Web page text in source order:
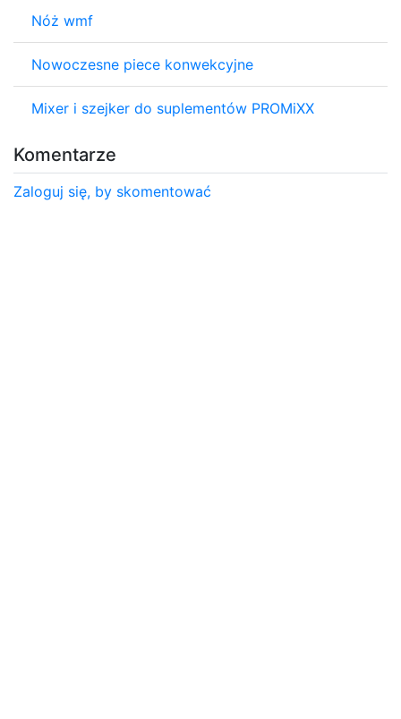
Nóż wmf
Nowoczesne piece konwekcyjne
Mixer i szejker do suplementów PROMiXX
Komentarze
Zaloguj się, by skomentować